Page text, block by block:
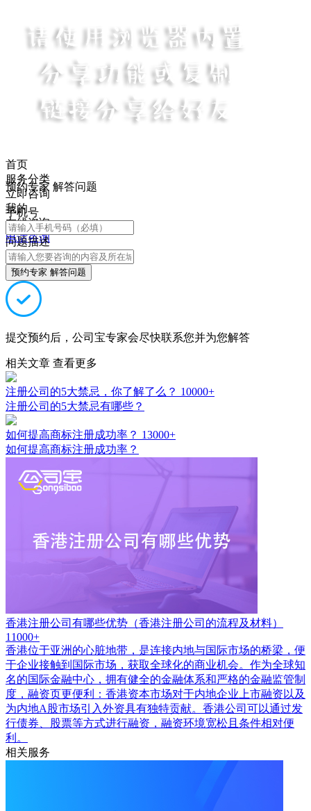
首页
服务分类
立即咨询
我的
在线咨询
电话咨询
预约专家 解答问题
手机号
问题描述
预约专家 解答问题
提交预约后，公司宝专家会尽快联系您并为您解答
相关文章 查看更多
注册公司的5大禁忌，你了解了么？ 10000+
注册公司的5大禁忌有哪些？
如何提高商标注册成功率？ 13000+
如何提高商标注册成功率？
香港注册公司有哪些优势（香港注册公司的流程及材料）
11000+
香港位于亚洲的心脏地带，是连接内地与国际市场的桥梁，便
于企业接触到国际市场，获取全球化的商业机会。作为全球知
名的国际金融中心，拥有健全的金融体系和严格的金融监管制
度，融资页更便利：香港资本市场对于内地企业上市融资以及
为内地A股市场引入外资具有独特贡献。香港公司可以通过发
行债券、股票等方式进行融资，融资环境宽松且条件相对便
利。
相关服务